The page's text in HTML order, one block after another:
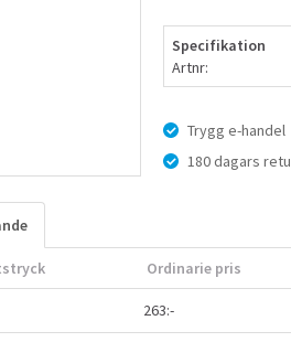
Specifikation
Artnr:
Trygg e-handel
180 dagars
Ordinarie pris
263:-